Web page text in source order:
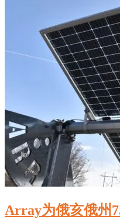
Array为俄亥俄州